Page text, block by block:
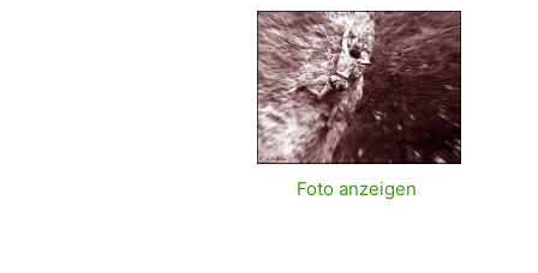
Foto anzeigen